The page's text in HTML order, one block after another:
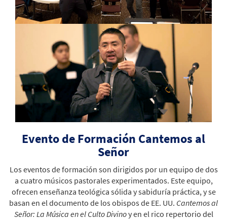
Evento de Formación Cantemos al
Señor
Los eventos de formación son dirigidos por un equipo de dos
a cuatro músicos pastorales experimentados. Este equipo,
ofrecen enseñanza teológica sólida y sabiduría práctica, y se
basan en el documento de los obispos de EE. UU. Cantemos al
Señor: La Música en el Culto Divinoy en el rico repertorio del